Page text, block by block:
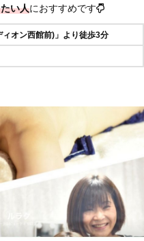
い人におすすめです
オン西館前)」より徒歩3分